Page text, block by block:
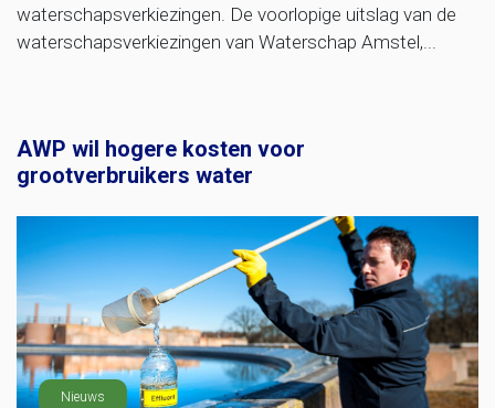
waterschapsverkiezingen. De voorlopige uitslag van de
waterschapsverkiezingen van Waterschap Amstel,...
AWP wil hogere kosten voor
grootverbruikers water
Nieuws